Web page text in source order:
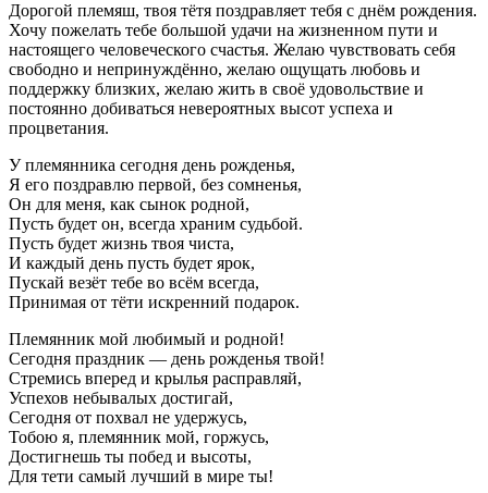
Дорогой племяш, твоя тётя поздравляет тебя с днём рождения.
Хочу пожелать тебе большой удачи на жизненном пути и
настоящего человеческого счастья. Желаю чувствовать себя
свободно и непринуждённо, желаю ощущать любовь и
поддержку близких, желаю жить в своё удовольствие и
постоянно добиваться невероятных высот успеха и
процветания.
У племянника сегодня день рожденья,
Я его поздравлю первой, без сомненья,
Он для меня, как сынок родной,
Пусть будет он, всегда храним судьбой.
Пусть будет жизнь твоя чиста,
И каждый день пусть будет ярок,
Пускай везёт тебе во всём всегда,
Принимая от тёти искренний подарок.
Племянник мой любимый и родной!
Сегодня праздник — день рожденья твой!
Стремись вперед и крылья расправляй,
Успехов небывалых достигай,
Сегодня от похвал не удержусь,
Тобою я, племянник мой, горжусь,
Достигнешь ты побед и высоты,
Для тети самый лучший в мире ты!